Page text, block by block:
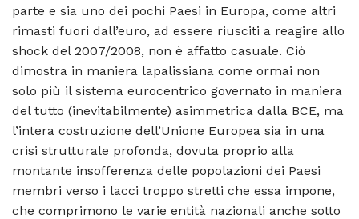
parte e sia uno dei pochi Paesi in Europa, come altri
rimasti fuori dall’euro, ad essere riusciti a reagire allo
shock del 2007/2008, non è affatto casuale. Ciò
dimostra in maniera lapalissiana come ormai non
solo più il sistema eurocentrico governato in maniera
del tutto (inevitabilmente) asimmetrica dalla BCE, ma
l’intera costruzione dell’Unione Europea sia in una
crisi strutturale profonda, dovuta proprio alla
montante insofferenza delle popolazioni dei Paesi
membri verso i lacci troppo stretti che essa impone,
che comprimono le varie entità nazionali anche sotto